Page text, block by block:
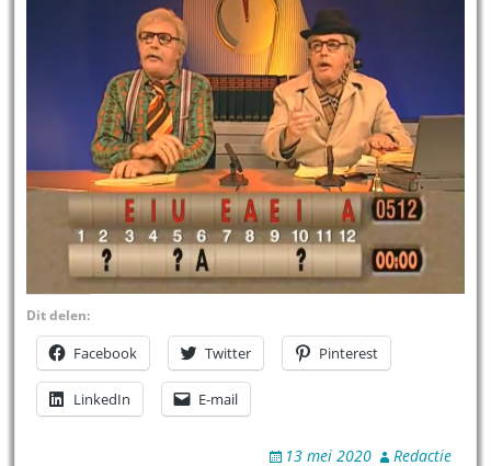
Dit delen:
Facebook Twitter Pinterest
LinkedIn E-mail
13 mei 2020 Redactie